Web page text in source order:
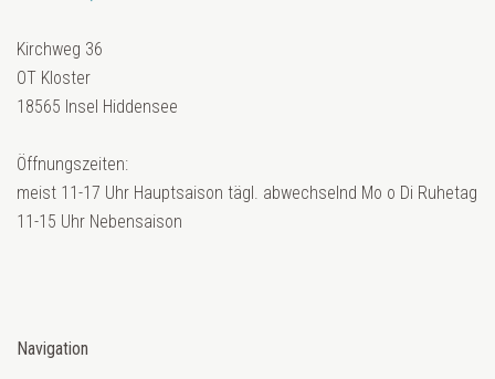
Kirchweg 36
OT Kloster
18565 Insel Hiddensee
Öffnungszeiten:
meist 11-17 Uhr Hauptsaison tägl. abwechselnd Mo o Di Ruhetag
11-15 Uhr Nebensaison
Navigation